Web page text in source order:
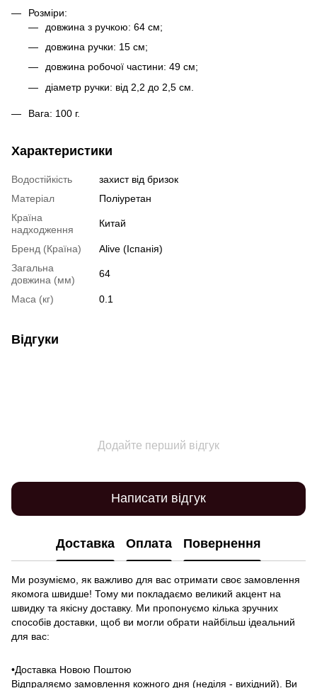
Розміри:
довжина з ручкою: 64 см;
довжина ручки: 15 см;
довжина робочої частини: 49 см;
діаметр ручки: від 2,2 до 2,5 см.
Вага: 100 г.
Характеристики
Водостійкість
захист від бризок
Матеріал
Поліуретан
Країна
надходження
Китай
Бренд (Країна)
Alive (Іспанія)
Загальна
довжина (мм)
64
Маса (кг) 0.1
Відгуки
Додайте перший відгук
Написати відгук
Доставка Оплата Повернення
Ми розуміємо, як важливо для вас отримати своє замовлення
якомога швидше! Тому ми покладаємо великий акцент на
швидку та якісну доставку. Ми пропонуємо кілька зручних
способів доставки, щоб ви могли обрати найбільш ідеальний
для вас:
•Доставка Новою Поштою
Відпраляємо замовлення кожного дня (неділя - вихідний). Ви